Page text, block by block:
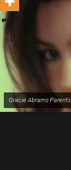
Gracie Abrams Parents